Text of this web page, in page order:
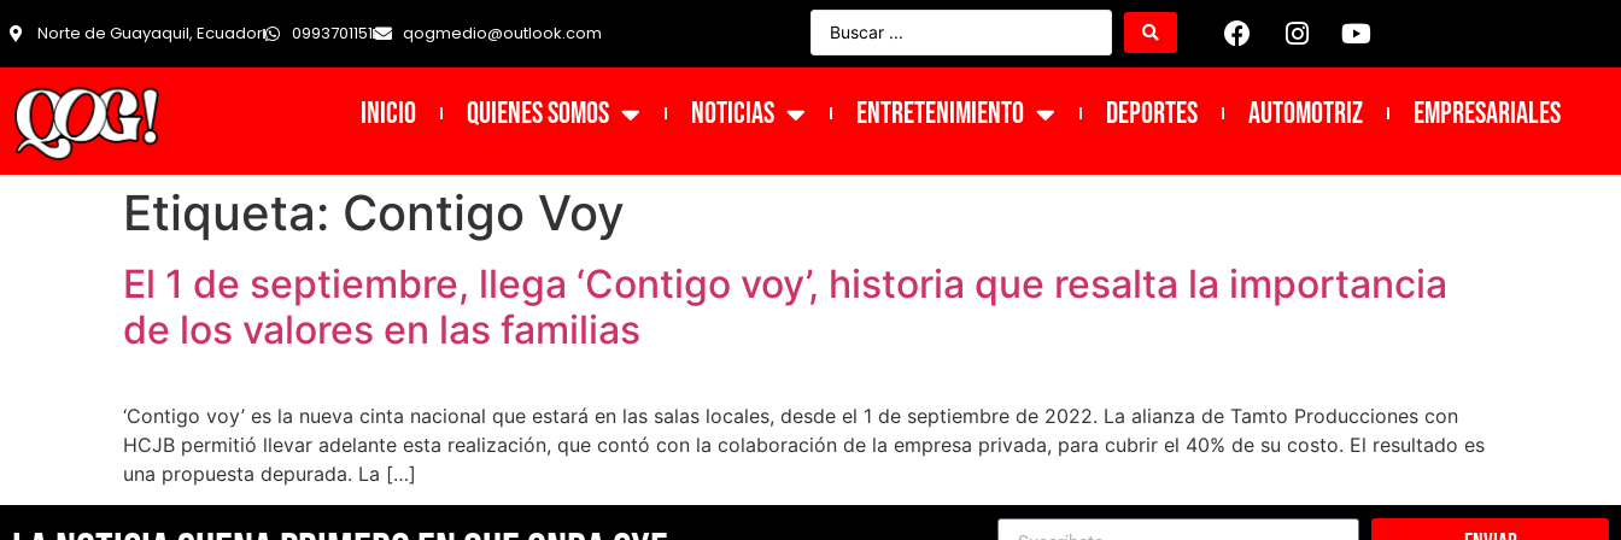
Norte de Guayaquil, Ecuador 0993701151 qogmedio@outlook.com
INICIO Quienes Somos NOTICIAS ENTRETENIMIENTO DEPORTES Automotriz Empresariales
Etiqueta: Contigo Voy
El 1 de septiembre, llega ‘Contigo voy’, historia que resalta la importancia
de los valores en las familias
‘Contigo voy’ es la nueva cinta nacional que estará en las salas locales, desde el 1 de septiembre de 2022. La alianza de Tamto Producciones con
HCJB permitió llevar adelante esta realización, que contó con la colaboración de la empresa privada, para cubrir el 40% de su costo. El resultado es
una propuesta depurada. La […]